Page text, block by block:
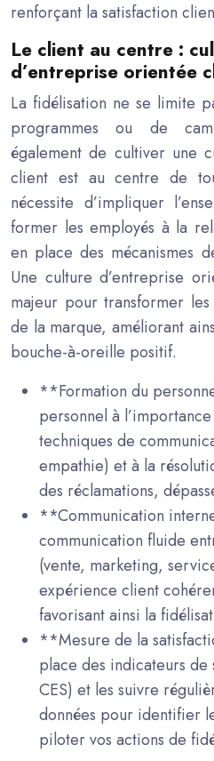
renforçant la satisfaction
Le client au centre :
d’entreprise orientée
La fidélisation ne se limite
programmes ou de
également de cultiver une
client est au centre de
nécessite d’impliquer
former les employés à la
en place des mécanismes
Une culture d’entreprise
majeur pour transformer
de la marque, améliorant
bouche-à-oreille positif.
**Formation du
personnel à
techniques de
empathie) et à la
des réclamations,
**Communication
communication fluide
(vente, marketing,
expérience client
favorisant ainsi la
**Mesure de la
place des indicateurs de
CES) et les suivre
données pour identifier
piloter vos actions de